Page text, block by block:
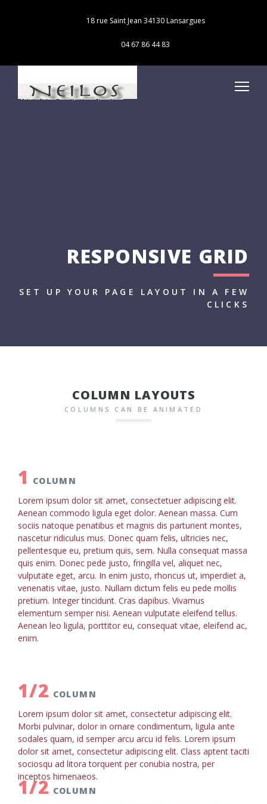
18 rue Saint Jean 34130 Lansargues
04 67 86 44 83
RESPONSIVE GRID
SET UP YOUR PAGE LAYOUT IN A FEW
CLICKS
COLUMN LAYOUTS
COLUMNS CAN BE ANIMATED
1
COLUMN
Lorem ipsum dolor sit amet, consectetuer adipiscing elit.
Aenean commodo ligula eget dolor. Aenean massa. Cum
sociis natoque penatibus et magnis dis parturient montes,
nascetur ridiculus mus. Donec quam felis, ultricies nec,
pellentesque eu, pretium quis, sem. Nulla consequat massa
quis enim. Donec pede justo, fringilla vel, aliquet nec,
vulputate eget, arcu. In enim justo, rhoncus ut, imperdiet a,
venenatis vitae, justo. Nullam dictum felis eu pede mollis
pretium. Integer tincidunt. Cras dapibus. Vivamus
elementum semper nisi. Aenean vulputate eleifend tellus.
Aenean leo ligula, porttitor eu, consequat vitae, eleifend ac,
enim.
1/2 COLUMN
Lorem ipsum dolor sit amet, consectetur adipiscing elit.
Morbi pulvinar, dolor in ornare condimentum, ligula ante
sodales quam, id semper arcu arcu id felis. Lorem ipsum
dolor sit amet, consectetur adipiscing elit. Class aptent taciti
sociosqu ad litora torquent per conubia nostra, per
inceptos himenaeos.
1/2 COLUMN